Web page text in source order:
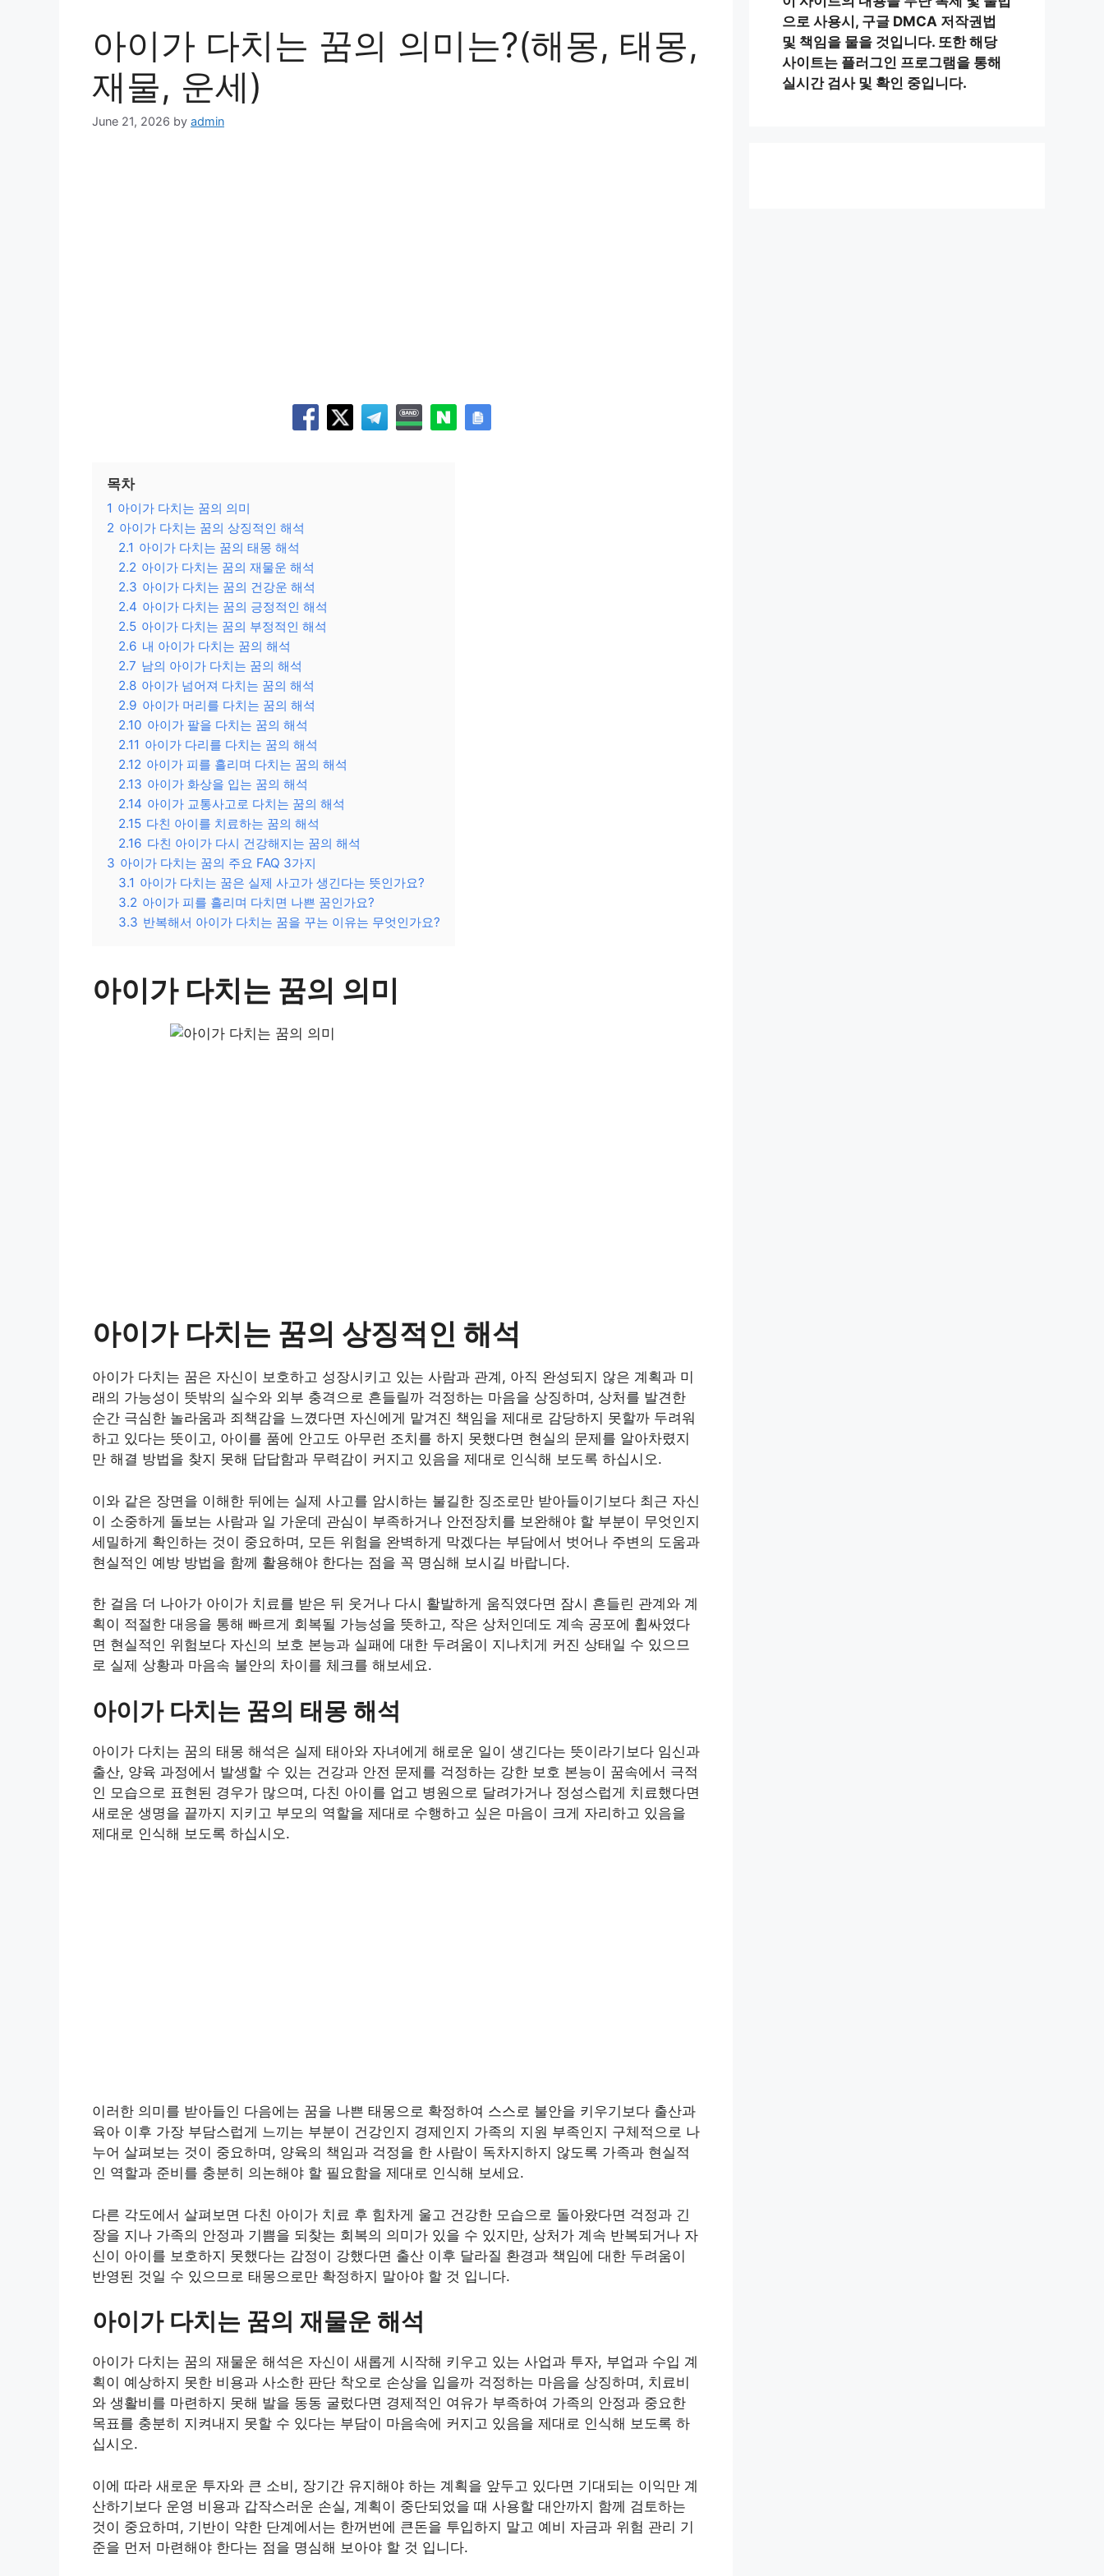
아이가 다치는 꿈의 의미는?(해몽, 태몽,
재물, 운세)
June 21, 2026 by admin
목차
1 아이가 다치는 꿈의 의미
2 아이가 다치는 꿈의 상징적인 해석
2.1 아이가 다치는 꿈의 태몽 해석
2.2 아이가 다치는 꿈의 재물운 해석
2.3 아이가 다치는 꿈의 건강운 해석
2.4 아이가 다치는 꿈의 긍정적인 해석
2.5 아이가 다치는 꿈의 부정적인 해석
2.6 내 아이가 다치는 꿈의 해석
2.7 남의 아이가 다치는 꿈의 해석
2.8 아이가 넘어져 다치는 꿈의 해석
2.9 아이가 머리를 다치는 꿈의 해석
2.10 아이가 팔을 다치는 꿈의 해석
2.11 아이가 다리를 다치는 꿈의 해석
2.12 아이가 피를 흘리며 다치는 꿈의 해석
2.13 아이가 화상을 입는 꿈의 해석
2.14 아이가 교통사고로 다치는 꿈의 해석
2.15 다친 아이를 치료하는 꿈의 해석
2.16 다친 아이가 다시 건강해지는 꿈의 해석
3 아이가 다치는 꿈의 주요 FAQ 3가지
3.1 아이가 다치는 꿈은 실제 사고가 생긴다는 뜻인가요?
3.2 아이가 피를 흘리며 다치면 나쁜 꿈인가요?
3.3 반복해서 아이가 다치는 꿈을 꾸는 이유는 무엇인가요?
아이가 다치는 꿈의 의미
아이가 다치는 꿈의 상징적인 해석
아이가 다치는 꿈은 자신이 보호하고 성장시키고 있는 사람과 관계, 아직 완성되지 않은 계획과 미
래의 가능성이 뜻밖의 실수와 외부 충격으로 흔들릴까 걱정하는 마음을 상징하며, 상처를 발견한
순간 극심한 놀라움과 죄책감을 느꼈다면 자신에게 맡겨진 책임을 제대로 감당하지 못할까 두려워
하고 있다는 뜻이고, 아이를 품에 안고도 아무런 조치를 하지 못했다면 현실의 문제를 알아차렸지
만 해결 방법을 찾지 못해 답답함과 무력감이 커지고 있음을 제대로 인식해 보도록 하십시오.
이와 같은 장면을 이해한 뒤에는 실제 사고를 암시하는 불길한 징조로만 받아들이기보다 최근 자신
이 소중하게 돌보는 사람과 일 가운데 관심이 부족하거나 안전장치를 보완해야 할 부분이 무엇인지
세밀하게 확인하는 것이 중요하며, 모든 위험을 완벽하게 막겠다는 부담에서 벗어나 주변의 도움과
현실적인 예방 방법을 함께 활용해야 한다는 점을 꼭 명심해 보시길 바랍니다.
한 걸음 더 나아가 아이가 치료를 받은 뒤 웃거나 다시 활발하게 움직였다면 잠시 흔들린 관계와 계
획이 적절한 대응을 통해 빠르게 회복될 가능성을 뜻하고, 작은 상처인데도 계속 공포에 휩싸였다
면 현실적인 위험보다 자신의 보호 본능과 실패에 대한 두려움이 지나치게 커진 상태일 수 있으므
로 실제 상황과 마음속 불안의 차이를 체크를 해보세요.
아이가 다치는 꿈의 태몽 해석
아이가 다치는 꿈의 태몽 해석은 실제 태아와 자녀에게 해로운 일이 생긴다는 뜻이라기보다 임신과
출산, 양육 과정에서 발생할 수 있는 건강과 안전 문제를 걱정하는 강한 보호 본능이 꿈속에서 극적
인 모습으로 표현된 경우가 많으며, 다친 아이를 업고 병원으로 달려가거나 정성스럽게 치료했다면
새로운 생명을 끝까지 지키고 부모의 역할을 제대로 수행하고 싶은 마음이 크게 자리하고 있음을
제대로 인식해 보도록 하십시오.
이러한 의미를 받아들인 다음에는 꿈을 나쁜 태몽으로 확정하여 스스로 불안을 키우기보다 출산과
육아 이후 가장 부담스럽게 느끼는 부분이 건강인지 경제인지 가족의 지원 부족인지 구체적으로 나
누어 살펴보는 것이 중요하며, 양육의 책임과 걱정을 한 사람이 독차지하지 않도록 가족과 현실적
인 역할과 준비를 충분히 의논해야 할 필요함을 제대로 인식해 보세요.
다른 각도에서 살펴보면 다친 아이가 치료 후 힘차게 울고 건강한 모습으로 돌아왔다면 걱정과 긴
장을 지나 가족의 안정과 기쁨을 되찾는 회복의 의미가 있을 수 있지만, 상처가 계속 반복되거나 자
신이 아이를 보호하지 못했다는 감정이 강했다면 출산 이후 달라질 환경과 책임에 대한 두려움이
반영된 것일 수 있으므로 태몽으로만 확정하지 말아야 할 것 입니다.
아이가 다치는 꿈의 재물운 해석
아이가 다치는 꿈의 재물운 해석은 자신이 새롭게 시작해 키우고 있는 사업과 투자, 부업과 수입 계
획이 예상하지 못한 비용과 사소한 판단 착오로 손상을 입을까 걱정하는 마음을 상징하며, 치료비
와 생활비를 마련하지 못해 발을 동동 굴렀다면 경제적인 여유가 부족하여 가족의 안정과 중요한
목표를 충분히 지켜내지 못할 수 있다는 부담이 마음속에 커지고 있음을 제대로 인식해 보도록 하
십시오.
이에 따라 새로운 투자와 큰 소비, 장기간 유지해야 하는 계획을 앞두고 있다면 기대되는 이익만 계
산하기보다 운영 비용과 갑작스러운 손실, 계획이 중단되었을 때 사용할 대안까지 함께 검토하는
것이 중요하며, 기반이 약한 단계에서는 한꺼번에 큰돈을 투입하지 말고 예비 자금과 위험 관리 기
준을 먼저 마련해야 한다는 점을 명심해 보아야 할 것 입니다.
으로 사용시, 구글 DMCA 저작권법
및 책임을 물을 것입니다. 또한 해당
사이트는 플러그인 프로그램을 통해
실시간 검사 및 확인 중입니다.